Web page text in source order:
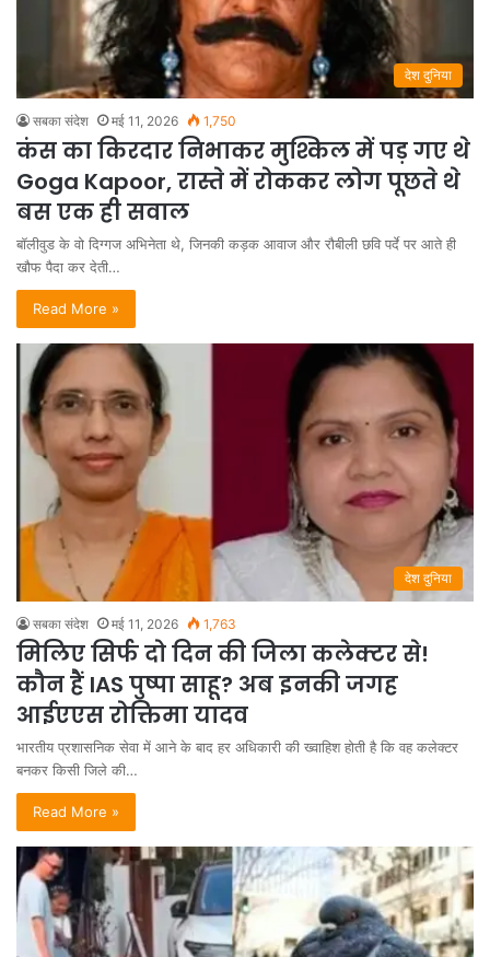
देश दुनिया
सबका संदेश मई 11, 2026 1,750
कंस का किरदार निभाकर मुश्किल में पड़ गए थे
Goga Kapoor, रास्ते में रोककर लोग पूछते थे
बस एक ही सवाल
बॉलीवुड के वो दिग्गज अभिनेता थे, जिनकी कड़क आवाज और रौबीली छवि पर्दे पर आते ही
खौफ पैदा कर देती…
Read More »
देश दुनिया
सबका संदेश मई 11, 2026 1,763
म‍िल‍िए स‍िर्फ दो दिन की जिला कलेक्टर से!
कौन हैं IAS पुष्पा साहू? अब इनकी जगह
आईएएस रोक्तिमा यादव
भारतीय प्रशासनिक सेवा में आने के बाद हर अधिकारी की ख्वाहिश होती है कि वह कलेक्टर
बनकर किसी जिले की…
Read More »